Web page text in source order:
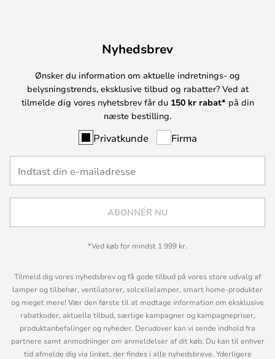
Nyhedsbrev
Ønsker du information om aktuelle indretnings- og
belysningstrends, eksklusive tilbud og rabatter? Ved at
tilmelde dig vores nyhetsbrev får du 150 kr rabat* på din
næste bestilling.
Privatkunde Firma
ABONNÉR NU
*Ved køb for mindst 1 999 kr.
Tilmeld dig vores nyhedsbrev og få gode tilbud på vores store udvalg af
lamper og tilbehør, ventilatorer, solcellelamper, smart home-produkter
og meget mere! Vær den første til at modtage information om eksklusive
rabatkoder, aktuelle tilbud, særlige kampagner og kampagnepriser,
produktanbefalinger og nyheder. Derudover kan vi sende indhold fra
partnere samt anmodninger om anmeldelser af dit køb. Du kan til enhver
tid afmelde dig via linket, der findes i alle nyhedsbreve. Yderligere